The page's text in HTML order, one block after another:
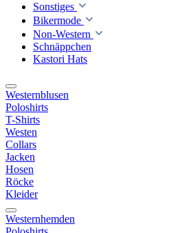
Sonstiges
Bikermode
Non-Western
Schnäppchen
Kastori Hats
Westernblusen
Poloshirts
T-Shirts
Westen
Collars
Jacken
Hosen
Röcke
Kleider
Westernhemden